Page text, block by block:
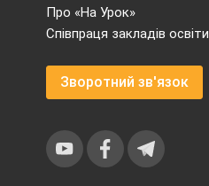
Про «На Урок»
Співпраця закладів освіти
Зворотний зв'язок